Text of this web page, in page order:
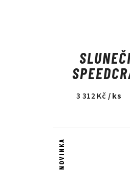
TEAM
3 312 Kč/ ks
NOVINKA